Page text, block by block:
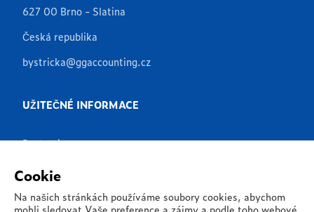
627 00 Brno - Slatina
Česká republika
bystricka@ggaccounting.cz
UŽITEČNÉ INFORMACE
Partneři
Produkty
Aplikace
Cookie
Na našich stránkách používáme soubory cookies, abychom
mohli sledovat Vaše preference a zájmy a podle toho webové